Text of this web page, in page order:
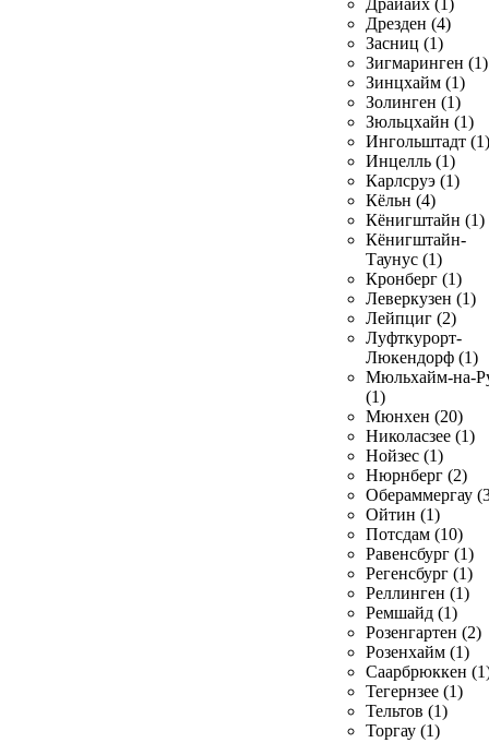
Драйайх (1)
Дрезден (4)
Засниц (1)
Зигмаринген (1)
Зинцхайм (1)
Золинген (1)
Зюльцхайн (1)
Ингольштадт (1)
Инцелль (1)
Карлсруэ (1)
Кёльн (4)
Кёнигштайн (1)
Кёнигштайн-
Таунус (1)
Кронберг (1)
Леверкузен (1)
Лейпциг (2)
Луфткурорт-
Люкендорф (1)
Мюльхайм-на-
(1)
Мюнхен (20)
Николасзее (1)
Нойзес (1)
Нюрнберг (2)
Обераммергау
Ойтин (1)
Потсдам (10)
Равенсбург (1)
Регенсбург (1)
Реллинген (1)
Ремшайд (1)
Розенгартен (2)
Розенхайм (1)
Саарбрюккен
Тегернзее (1)
Тельтов (1)
Торгау (1)